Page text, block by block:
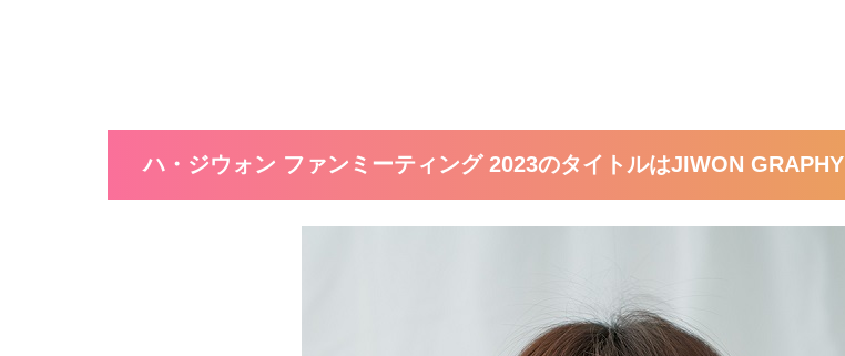
ハ・ジウォン ファンミーティング 2023のタイトルはJIWON GRAPHY